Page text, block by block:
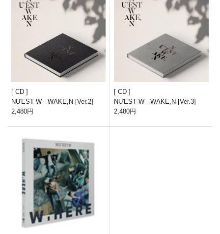
CD
NU'EST W - WAKE,N [Ver.2]
2,480円
CD
NU'EST W - WAKE,N [Ver.3]
2,480円